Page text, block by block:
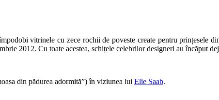
vitrinele cu zece rochii de poveste create pentru prințesele
2012. Cu toate acestea, schițele celebrilor designeri au încăput
din pădurea adormită”) în viziunea lui Elie Saab.